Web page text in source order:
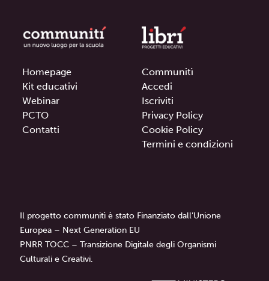
Homepage
Kit educativi
Webinar
PCTO
Contatti
Communitì
Accedi
Iscriviti
Privacy Policy
Cookie Policy
Termini e condizioni
Il progetto communitì è stato Finanziato dall’Unione
Europea – Next Generation EU
PNRR TOCC – Transizione Digitale degli Organismi
Culturali e Creativi.